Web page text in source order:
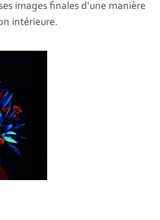
images finales d'une manière
intérieure.